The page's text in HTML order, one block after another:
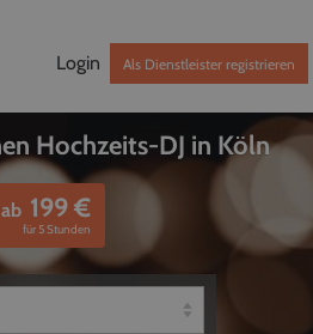
Login Als Dienstleister registrieren
Hochzeits-DJ in Köln
ab 199€
für 5 Stunden